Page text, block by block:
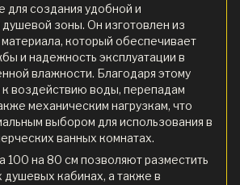
для создания удобной и
зоны. Он изготовлен из
который обеспечивает
и надежность эксплуатации в
влажности. Благодаря этому
к воздействию воды, перепадам
механическим нагрузкам, что
выбором для использования в
ванных комнатах.
100 на 80 см позволяют разместить
душевых кабинах, а также в